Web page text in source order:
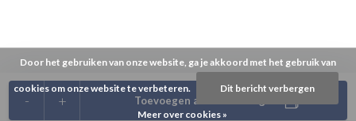
+
- Toevoegen aan winkelwagen
Door het gebruiken van onze website, ga je akkoord met het gebruik van
cookies om onze website te verbeteren. Dit bericht verbergen
Meer over cookies »